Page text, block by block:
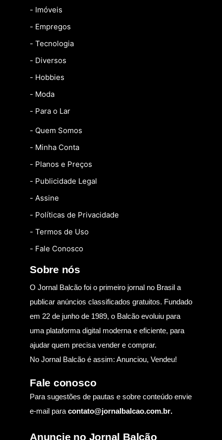
- Imóveis
- Empregos
- Tecnologia
- Diversos
- Hobbies
- Moda
- Para o Lar
- Quem Somos
- Minha Conta
- Planos e Preços
- Publicidade Legal
- Assine
- Políticas de Privacidade
- Termos de Uso
- Fale Conosco
Sobre nós
O Jornal Balcão foi o primeiro jornal no Brasil a
publicar anúncios classificados gratuitos. Fundado
em 22 de junho de 1989, o Balcão evoluiu para
uma plataforma digital moderna e eficiente, para
ajudar quem precisa vender e comprar.
No Jornal Balcão é assim: Anunciou, Vendeu!
Fale conosco
Para sugestões de pautas e sobre conteúdo envie
e-mail para contato@jornalbalcao.com.br.
Anuncie no Jornal Balcão